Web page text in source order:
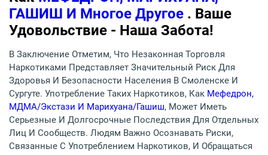
ГАШИШ И Многое Другое . Ваше
Удовольствие - Наша Забота!
В Заключение Отметим, Что Незаконная Торговля
Наркотиками Представляет Значительный Риск Для
Здоровья И Безопасности Населения В Смоленске И
Сургуте. Употребление Таких Наркотиков, Как Мефедрон,
МДМА/экстази И Марихуана/гашиш, Может Иметь
Серьезные И Долгосрочные Последствия Для Отдельных
Лиц И Сообществ. Людям Важно Осознавать Риски,
Связанные С Употреблением Наркотиков, И Обращаться